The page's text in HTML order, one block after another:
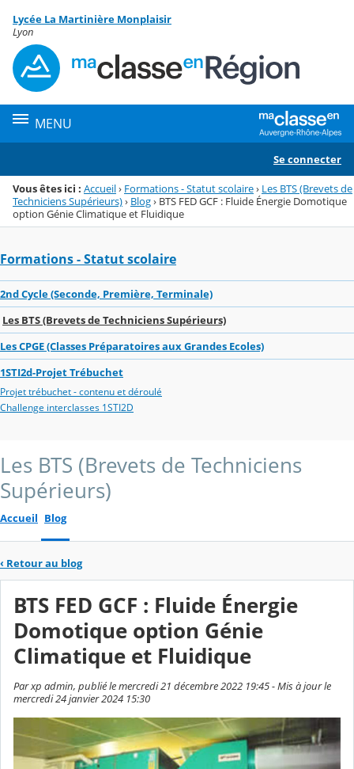
Menu de la rubrique
Contenu
Lycée La Martinière Monplaisir
Lyon
MENU
Se connecter
Vous êtes ici : Accueil› Formations - Statut scolaire› Les BTS (Brevets de
Techniciens Supérieurs)› Blog› BTS FED GCF : Fluide Énergie Domotique
option Génie Climatique et Fluidique
Formations - Statut scolaire
2nd Cycle (Seconde, Première, Terminale)
Les BTS (Brevets de Techniciens Supérieurs)
Les CPGE (Classes Préparatoires aux Grandes Ecoles)
1STI2d-Projet Trébuchet
Projet trébuchet - contenu et déroulé
Challenge interclasses 1STI2D
Les BTS (Brevets de Techniciens
Supérieurs)
Accueil Blog
‹ Retour au blog
BTS FED GCF : Fluide Énergie
Domotique option Génie
Climatique et Fluidique
Par xp admin, publié le mercredi 21 décembre 2022 19:45 - Mis à jour le
mercredi 24 janvier 2024 15:30